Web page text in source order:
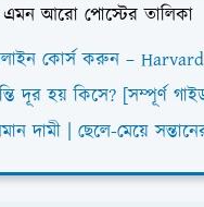
আরো পোস্টের তালিকা
অনলাইন কোর্স করুন –
দূর হয় কিসে? [সম্পূর্ণ
দামী | ছেলে-মেয়ে